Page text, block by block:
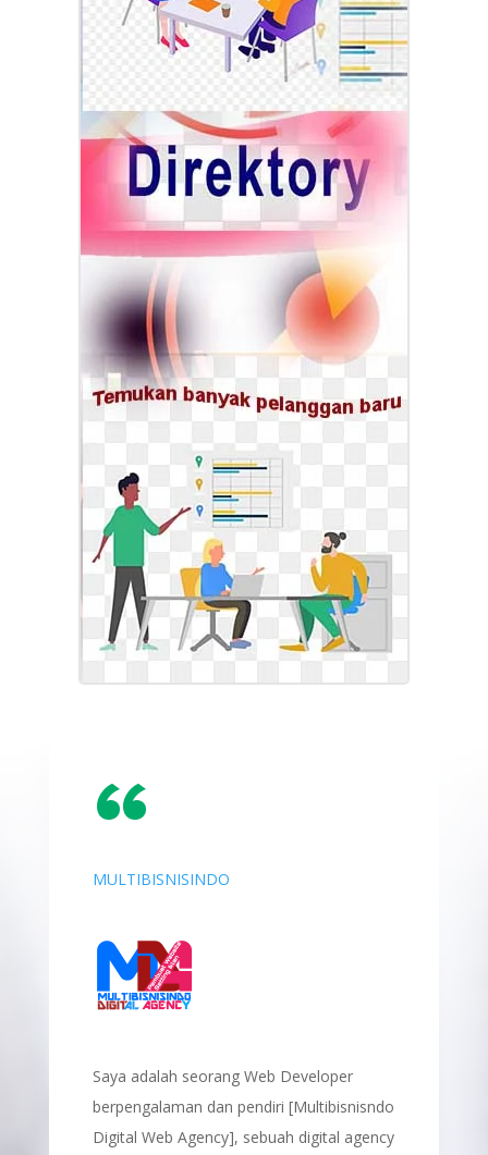
“
MULTIBISNISINDO
Saya adalah seorang Web Developer
berpengalaman dan pendiri [Multibisnisndo
Digital Web Agency], sebuah digital agency